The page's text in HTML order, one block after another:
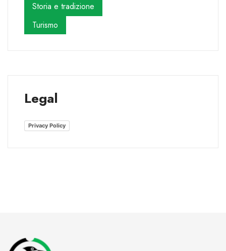
Storia e tradizione
Turismo
Legal
Privacy Policy